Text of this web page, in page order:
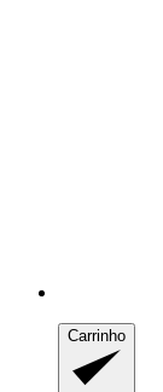
Carrinho